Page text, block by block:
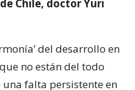
Chile, doctor Yuri
del desarrollo en
no están del todo
falta persistente en